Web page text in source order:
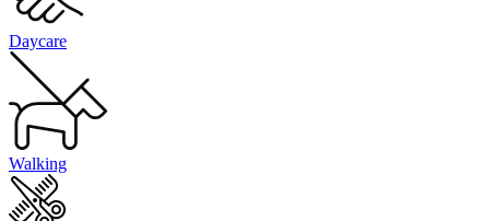
Daycare
Walking